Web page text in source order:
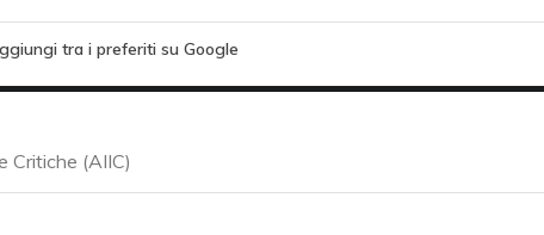
tra i preferiti su Google
Critiche (AIIC)